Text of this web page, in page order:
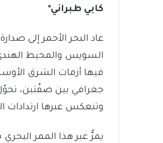
كابي طبراني*
عاد البحر الأحمر إلى
السويس والمحيط
فيها أزمات الشرق
جغرافي بين ضفّتين،
وتنعكس عبرها ارتدادات